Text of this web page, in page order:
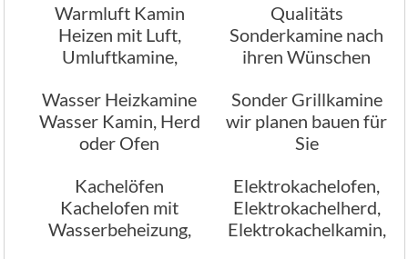
Warmluft Kamin
Heizen mit Luft,
Umluftkamine,
Holzofen,
Heiztechniken
Qualitäts
Sonderkamine nach
ihren Wünschen
Wasser Heizkamine
Wasser Kamin, Herd
oder Ofen
Sonder Grillkamine
wir planen bauen für
Sie
Kachelöfen
Kachelofen mit
Wasserbeheizung,
Elektrokachelofen,
Elektrokachelherd,
Elektrokachelkamin,